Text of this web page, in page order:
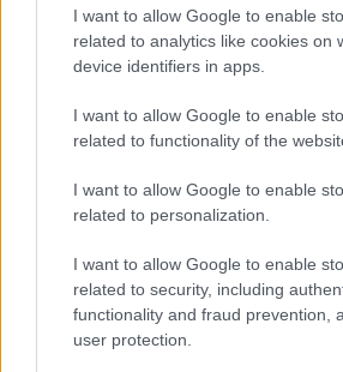
I want to allow Google to enable
related to analytics like cookies on
device identifiers in apps.
I want to allow Google to enable
related to functionality of the
I want to allow Google to enable
related to personalization.
I want to allow Google to enable
related to security, including
functionality and fraud prevention,
user protection.
Az érdeklődést az új
az erős ár-érték arány és a
magyarázza.
Várna és a bolgár
Az Aranyhomok foglalásai
növekedést mutatnak a 2025-